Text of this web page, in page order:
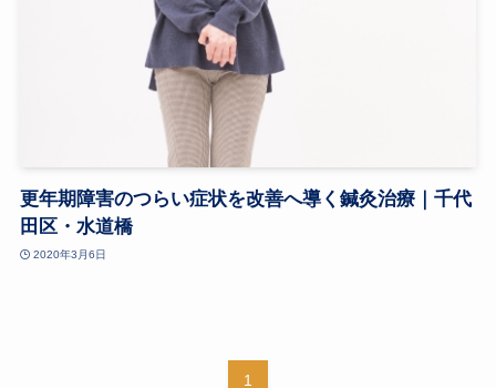
更年期障害のつらい症状を改善へ導く鍼灸治療｜千代
田区・水道橋
2020年3月6日
1